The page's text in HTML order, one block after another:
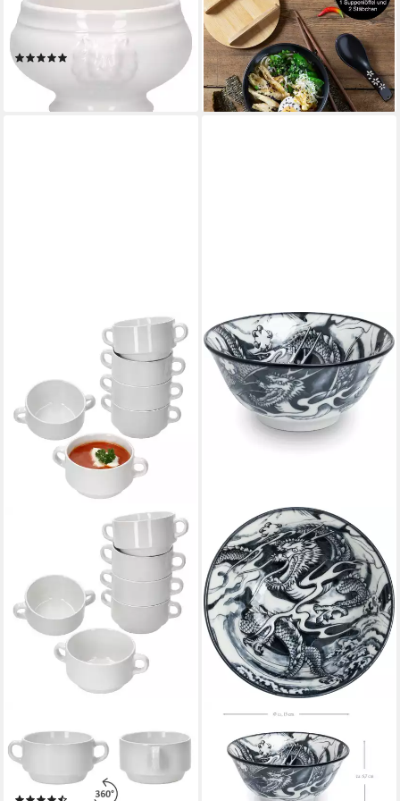
Löwenkopf-Terrinen 250ml
weiß, Steingut
(2)
49,99 €
lieferbar - in 3-4 Werktagen bei dir
Moritz Ramen mit Blumen
19,99 € UVP 24,99 €
-20%
lieferbar - in 3-4 Werktagen bei dir
Suppenschüssel 6er Set Stiva
Suppenschale weiß 250 ml,
Porzellan
Suppenschale Japan-Bowls
ASIATICA, Ramen Bowl
Schalen aus Porzellan, 15 cm,